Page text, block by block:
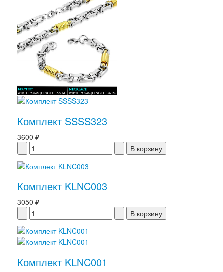
Комплект SSSS323
3600 ₽
Комплект KLNC003
3050 ₽
Комплект KLNC001